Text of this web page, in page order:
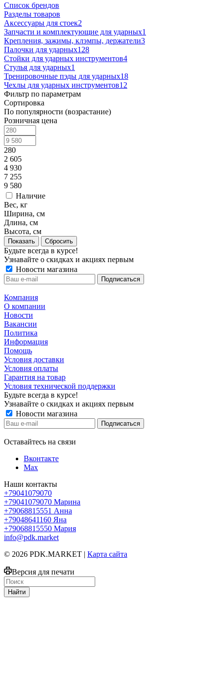
Список брендов
Разделы товаров
Аксессуары для стоек2
Запчасти и комплектующие для ударных1
Крепления, зажимы, клэмпы, держатели3
Палочки для ударных128
Стойки для ударных инструментов4
Стулья для ударных1
Тренировочные пэды для ударных18
Чехлы для ударных инструментов12
Фильтр по параметрам
Сортировка
По популярности (возрастание)
Розничная цена
280
2 605
4 930
7 255
9 580
Наличие
Вес, кг
Ширина, см
Длина, см
Высота, см
Сбросить
Будьте всегда в курсе!
Узнавайте о скидках и акциях первым
Новости магазина
Компания
О компании
Новости
Вакансии
Политика
Информация
Помощь
Условия доставки
Условия оплаты
Гарантия на товар
Условия технической поддержки
Будьте всегда в курсе!
Узнавайте о скидках и акциях первым
Новости магазина
Оставайтесь на связи
Вконтакте
Max
Наши контакты
+79041079070
+79041079070 Марина
+79068815551 Анна
+79048641160 Яна
+79068815550 Мария
info@pdk.market
© 2026 PDK.MARKET | Карта сайта
Версия для печати
Найти